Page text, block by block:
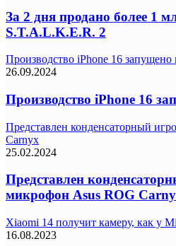
За 2 дня продано более 1
S.T.A.L.K.E.R. 2
Производство iPhone 16 запущено
26.09.2024
Производство iPhone 16
Представлен конденсаторный
Carnyx
25.02.2024
Представлен
микрофон Asus ROG
Xiaomi 14 получит камеру, как у
16.08.2023